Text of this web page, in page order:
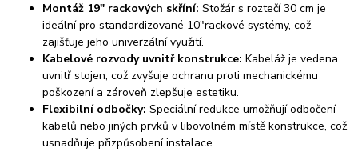
Montáž 19" rackových skříní: Stožár s roztečí 30 cm je
ideální pro standardizované 10"rackové systémy, což
zajišťuje jeho univerzální využití.
Kabelové rozvody uvnitř konstrukce: Kabeláž je vedena
uvnitř stojen, což zvyšuje ochranu proti mechanickému
poškození a zároveň zlepšuje estetiku.
Flexibilní odbočky: Speciální redukce umožňují odbočení
kabelů nebo jiných prvků v libovolném místě konstrukce, což
usnadňuje přizpůsobení instalace.